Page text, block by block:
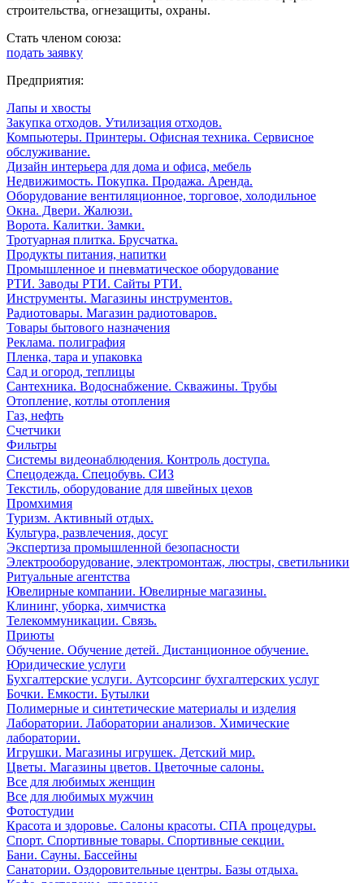
строительства, огнезащиты, охраны.
Стать членом союза:
подать заявку
Предприятия:
Лапы и хвосты
Закупка отходов. Утилизация отходов.
Компьютеры. Принтеры. Офисная техника. Сервисное
обслуживание.
Дизайн интерьера для дома и офиса, мебель
Недвижимость. Покупка. Продажа. Аренда.
Оборудование вентиляционное, торговое, холодильное
Окна. Двери. Жалюзи.
Ворота. Калитки. Замки.
Тротуарная плитка. Брусчатка.
Продукты питания, напитки
Промышленное и пневматическое оборудование
РТИ. Заводы РТИ. Сайты РТИ.
Инструменты. Магазины инструментов.
Радиотовары. Магазин радиотоваров.
Товары бытового назначения
Реклама. полиграфия
Пленка, тара и упаковка
Сад и огород, теплицы
Сантехника. Водоснабжение. Скважины. Трубы
Отопление, котлы отопления
Газ, нефть
Счетчики
Фильтры
Системы видеонаблюдения. Контроль доступа.
Спецодежда. Спецобувь. СИЗ
Текстиль, оборудование для швейных цехов
Промхимия
Туризм. Активный отдых.
Культура, развлечения, досуг
Экспертиза промышленной безопасности
Электрооборудование, электромонтаж, люстры, светильники
Ритуальные агентства
Ювелирные компании. Ювелирные магазины.
Клининг, уборка, химчистка
Телекоммуникации. Связь.
Приюты
Обучение. Обучение детей. Дистанционное обучение.
Юридические услуги
Бухгалтерские услуги. Аутсорсинг бухгалтерских услуг
Бочки. Емкости. Бутылки
Полимерные и синтетические материалы и изделия
Лаборатории. Лаборатории анализов. Химические
лаборатории.
Игрушки. Магазины игрушек. Детский мир.
Цветы. Магазины цветов. Цветочные салоны.
Все для любимых женщин
Все для любимых мужчин
Фотостудии
Красота и здоровье. Салоны красоты. СПА процедуры.
Спорт. Спортивные товары. Спортивные секции.
Бани. Сауны. Бассейны
Санатории. Оздоровительные центры. Базы отдыха.